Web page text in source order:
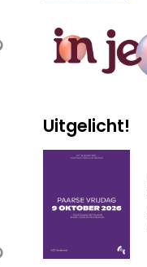
Uitgelicht!